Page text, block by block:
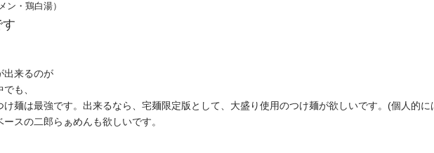
ン・鶏白湯）
出来るのが
も、
麺は最強です。出来るなら、宅麺限定版として、大盛り使用のつけ麺が欲しいです。(個人的
スの二郎らぁめんも欲しいです。